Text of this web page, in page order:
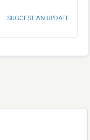
SUGGEST AN UPDATE